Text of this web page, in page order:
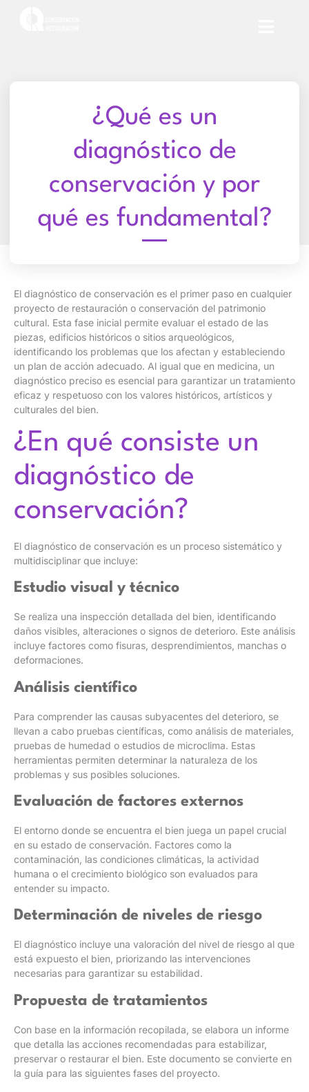
¿Qué es un
diagnóstico de
conservación y por
qué es fundamental?
El diagnóstico de conservación es el primer paso en cualquier
proyecto de restauración o conservación del patrimonio
cultural. Esta fase inicial permite evaluar el estado de las
piezas, edificios históricos o sitios arqueológicos,
identificando los problemas que los afectan y estableciendo
un plan de acción adecuado. Al igual que en medicina, un
diagnóstico preciso es esencial para garantizar un tratamiento
eficaz y respetuoso con los valores históricos, artísticos y
culturales del bien.
¿En qué consiste un
diagnóstico de
conservación?
El diagnóstico de conservación es un proceso sistemático y
multidisciplinar que incluye:
Estudio visual y técnico
Se realiza una inspección detallada del bien, identificando
daños visibles, alteraciones o signos de deterioro. Este análisis
incluye factores como fisuras, desprendimientos, manchas o
deformaciones.
Análisis científico
Para comprender las causas subyacentes del deterioro, se
llevan a cabo pruebas científicas, como análisis de materiales,
pruebas de humedad o estudios de microclima. Estas
herramientas permiten determinar la naturaleza de los
problemas y sus posibles soluciones.
Evaluación de factores externos
El entorno donde se encuentra el bien juega un papel crucial
en su estado de conservación. Factores como la
contaminación, las condiciones climáticas, la actividad
humana o el crecimiento biológico son evaluados para
entender su impacto.
Determinación de niveles de riesgo
El diagnóstico incluye una valoración del nivel de riesgo al que
está expuesto el bien, priorizando las intervenciones
necesarias para garantizar su estabilidad.
Propuesta de tratamientos
Con base en la información recopilada, se elabora un informe
que detalla las acciones recomendadas para estabilizar,
preservar o restaurar el bien. Este documento se convierte en
la guía para las siguientes fases del proyecto.